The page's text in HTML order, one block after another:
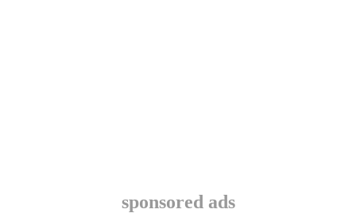
sponsored ads